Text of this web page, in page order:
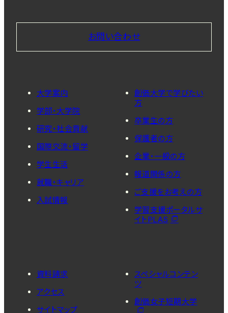
お問い合わせ
大学案内
学部・大学院
研究・社会貢献
国際交流・留学
学生生活
就職・キャリア
入試情報
創価大学で学びたい
方
卒業生の方
保護者の方
企業・一般の方
報道関係の方
ご支援をお考えの方
学習支援ポータルサ
イトPLAS
資料請求
アクセス
サイトマップ
スペシャルコンテン
ツ
創価女子短期大学